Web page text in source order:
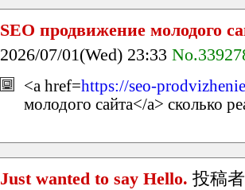
SEO продвижение молодого
2026/07/01(Wed) 23:33
<a href=https://seo-
молодого сайта</a> сколько
Just wanted to say Hello. 投稿